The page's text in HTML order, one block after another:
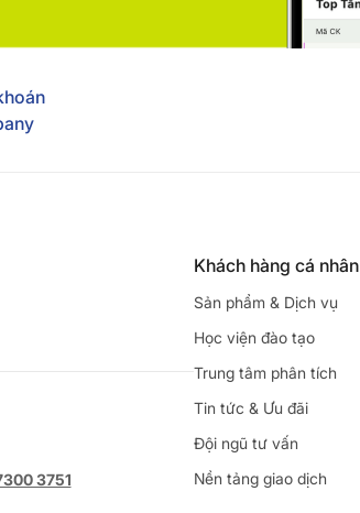
3751
Khách hàng cá nhân
Sản phẩm & Dịch vụ
Học viện đào tạo
Trung tâm phân tích
Tin tức & Ưu đãi
Đội ngũ tư vấn
Nền tảng giao dịch